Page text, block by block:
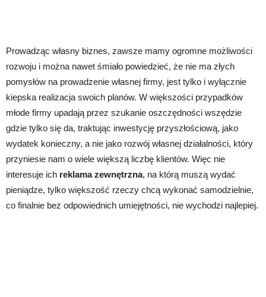
Prowadząc własny biznes, zawsze mamy ogromne możliwości
rozwoju i można nawet śmiało powiedzieć, że nie ma złych
pomysłów na prowadzenie własnej firmy, jest tylko i wyłącznie
kiepska realizacja swoich planów. W większości przypadków
młode firmy upadają przez szukanie oszczędności wszędzie
gdzie tylko się da, traktując inwestycję przyszłościową, jako
wydatek konieczny, a nie jako rozwój własnej działalności, który
przyniesie nam o wiele większą liczbę klientów. Więc nie
interesuje ich reklama zewnętrzna, na którą muszą wydać
pieniądze, tylko większość rzeczy chcą wykonać samodzielnie,
co finalnie bez odpowiednich umiejętności, nie wychodzi najlepiej.